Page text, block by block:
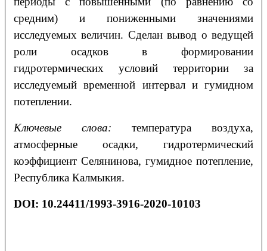
средним) и пониженными значениями
исследуемых величин. Сделан вывод о ведущей
роли осадков в формировании
гидротермических условий территории за
исследуемый временной интервал и гумидном
потеплении.
Ключевые слова:температура воздуха,
атмосферные осадки, гидротермический
коэффициент Селянинова, гумидное потепление,
Республика Калмыкия.
DOI: 10.24411/1993-3916-2020-10103